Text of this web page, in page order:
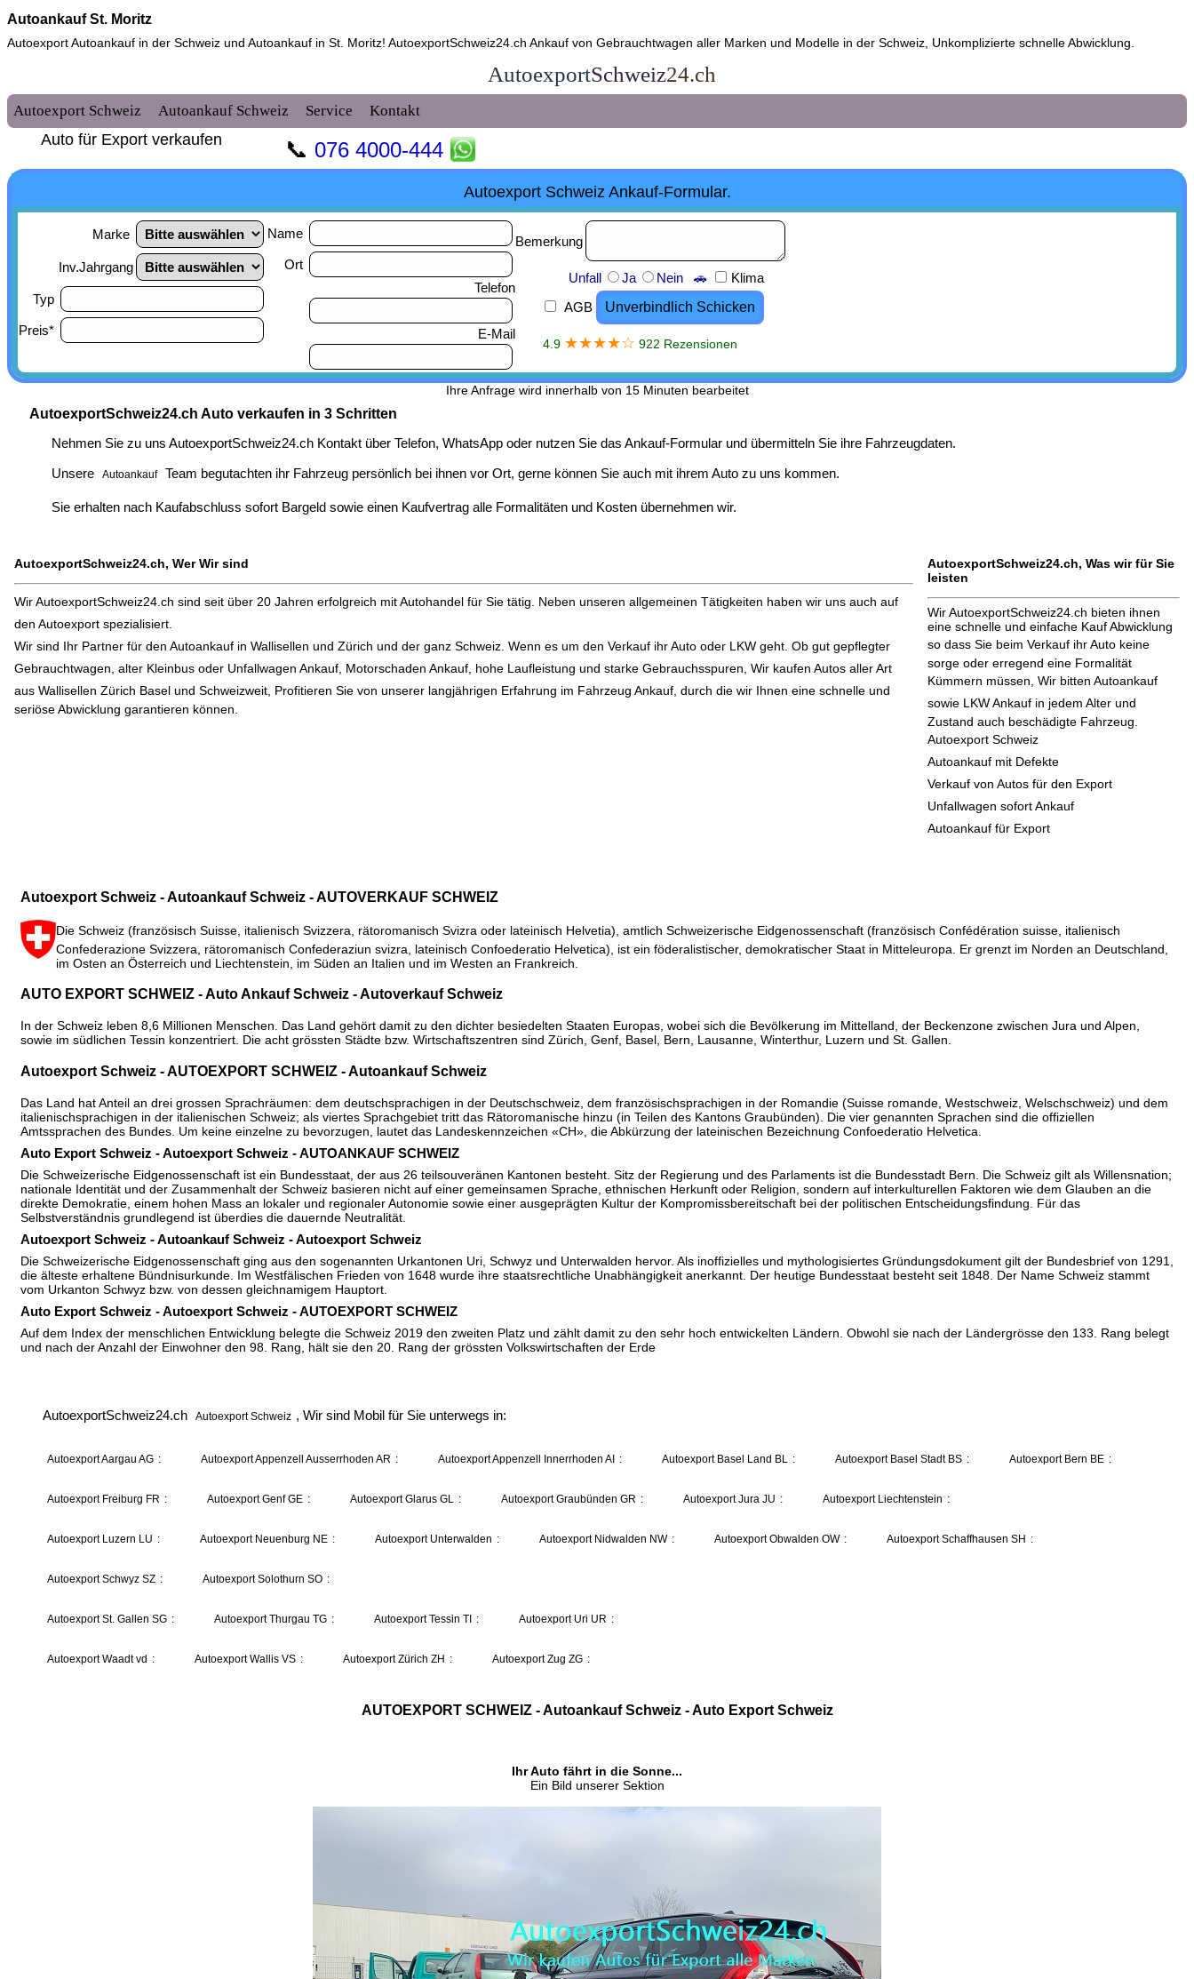
Autoankauf St. Moritz
Autoexport Autoankauf in der Schweiz und Autoankauf in St. Moritz! AutoexportSchweiz24.ch Ankauf von Gebrauchtwagen aller Marken und Modelle in der Schweiz, Unkomplizierte schnelle Abwicklung.